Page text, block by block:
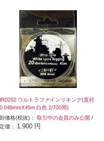
IR0202 ウルトラファインリキング(直径
0.048mmX45m 白色 1/700用)
卸価格(税抜)：取引中の会員のみ公開 /
定価： 1,900 円